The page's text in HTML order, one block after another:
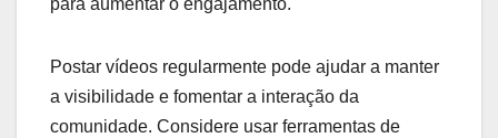
para aumentar o engajamento.
Postar vídeos regularmente pode ajudar a manter
a visibilidade e fomentar a interação da
comunidade. Considere usar ferramentas de